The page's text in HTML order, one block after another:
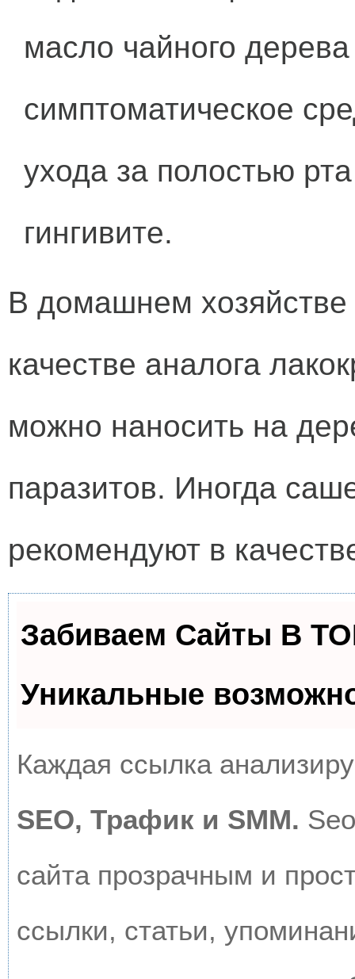
масло чайного
симптоматическое
ухода за полостью
гингивите.
В домашнем хозяйстве
качестве аналога
можно наносить на
паразитов. Иногда
рекомендуют в
Забиваем Сайты В
Уникальные
Каждая ссылка
SEO, Трафик и SMM.
сайта прозрачным и
ссылки, статьи,